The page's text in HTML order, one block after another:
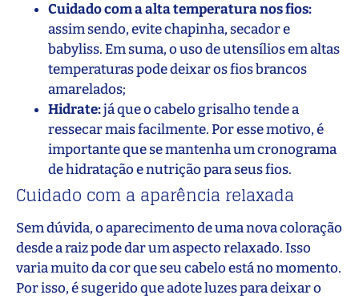
Cuidado com a alta temperatura nos fios:
assim sendo, evite chapinha, secador e
babyliss. Em suma, o uso de utensílios em altas
temperaturas pode deixar os fios brancos
amarelados;
Hidrate:já que o cabelo grisalho tende a
ressecar mais facilmente. Por esse motivo, é
importante que se mantenha um cronograma
de hidratação e nutrição para seus fios.
Cuidado com a aparência relaxada
Sem dúvida, o aparecimento de uma nova coloração
desde a raiz pode dar um aspecto relaxado. Isso
varia muito da cor que seu cabelo está no momento.
Por isso, é sugerido que adote luzes para deixar o